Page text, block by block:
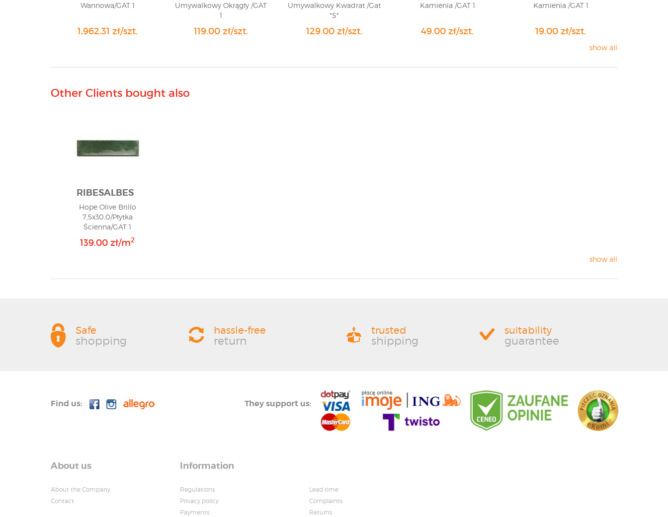
Wannowa/GAT 1
1,962.31 zł/szt.
Umywalkowy Okrągły /GAT
1
119.00 zł/szt.
Umywalkowy Kwadrat /Gat
*S*
129.00 zł/szt.
Kamienia /GAT 1
49.00 zł/szt.
Kamienia /GAT 1
19.00 zł/szt.
show all
Other Clients bought also
RIBESALBES
Hope Olive Brillo
7,5x30,0/Płytka
Ścienna/GAT 1
139.00 zł/m2
show all
Safe
shopping
hassle-free
return
trusted
shipping
suitability
guarantee
They support us:
Find us:
About us
About the Company
Contact
Information
Regulations
Privacy policy
Payments
Lead time
Complaints
Returns